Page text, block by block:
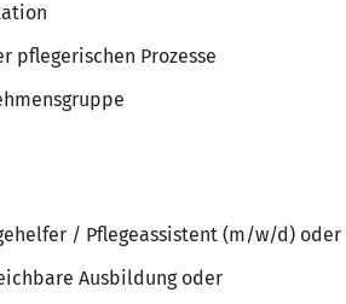
pflegerischen Prozesse
/ Pflegeassistent (m/w/d) oder
Ausbildung oder